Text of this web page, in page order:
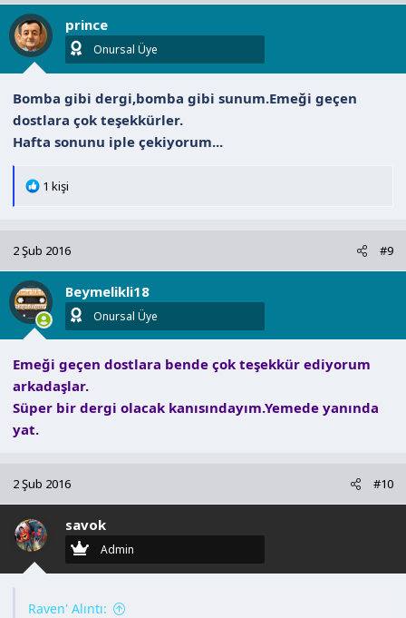
l
e
r
prince
Onursal Üye
Bomba gibi dergi,bomba gibi sunum.Emeği geçen
dostlara çok teşekkürler.
Hafta sonunu iple çekiyorum...
T
l
e
r
:
1 kişi
2 Şub 2016 #9
Beymelikli18
Onursal Üye
Emeği geçen dostlara bende çok teşekkür ediyorum
arkadaşlar.
Süper bir dergi olacak kanısındayım.Yemede yanında
yat.
2 Şub 2016 #10
savok
Admin
Raven' Alıntı: